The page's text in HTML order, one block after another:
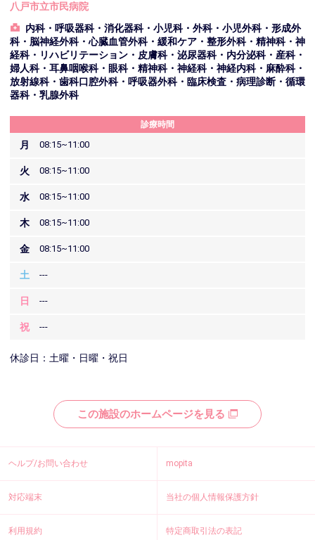
八戸市立市民病院
内科・呼吸器科・消化器科・小児科・外科・小児外科・形成外
科・脳神経外科・心臓血管外科・緩和ケア・整形外科・精神科・神
経科・リハビリテーション・皮膚科・泌尿器科・内分泌科・産科・
婦人科・耳鼻咽喉科・眼科・精神科・神経科・神経内科・麻酔科・
放射線科・歯科口腔外科・呼吸器外科・臨床検査・病理診断・循環
器科・乳腺外科
診療時間
月 08:15~11:00
火 08:15~11:00
水 08:15~11:00
木 08:15~11:00
金 08:15~11:00
土 ---
日 ---
祝 ---
休診日：土曜・日曜・祝日
この施設のホームページを見る
ヘルプ/お問い合わせ mopita
対応端末 当社の個人情報保護方針
利用規約 特定商取引法の表記